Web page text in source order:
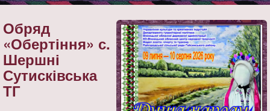
Обряд
«Обертіння» с.
Шершні
Сутисківська
ТГ